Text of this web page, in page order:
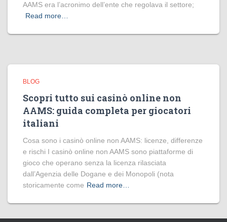
AAMS era l’acronimo dell’ente che regolava il settore;
Read more…
BLOG
Scopri tutto sui casinò online non
AAMS: guida completa per giocatori
italiani
Cosa sono i casinò online non AAMS: licenze, differenze
e rischi I casinò online non AAMS sono piattaforme di
gioco che operano senza la licenza rilasciata
dall’Agenzia delle Dogane e dei Monopoli (nota
storicamente come Read more…